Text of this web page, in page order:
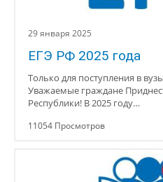
29 января 2025
ЕГЭ РФ 2025 года
Только для поступления в
Уважаемые граждане
Республики! В 2025 году…
11054 Просмотров